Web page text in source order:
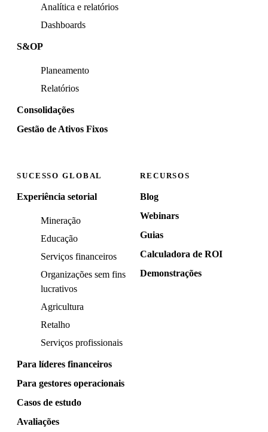
Analítica e relatórios
Dashboards
S&OP
Planeamento
Relatórios
Consolidações
Gestão de Ativos Fixos
SUCESSO GLOBAL
Experiência setorial
Mineração
Educação
Serviços financeiros
Organizações sem fins
lucrativos
Agricultura
Retalho
Serviços profissionais
Para líderes financeiros
Para gestores operacionais
Casos de estudo
Avaliações
RECURSOS
Blog
Webinars
Guias
Calculadora de ROI
Demonstrações